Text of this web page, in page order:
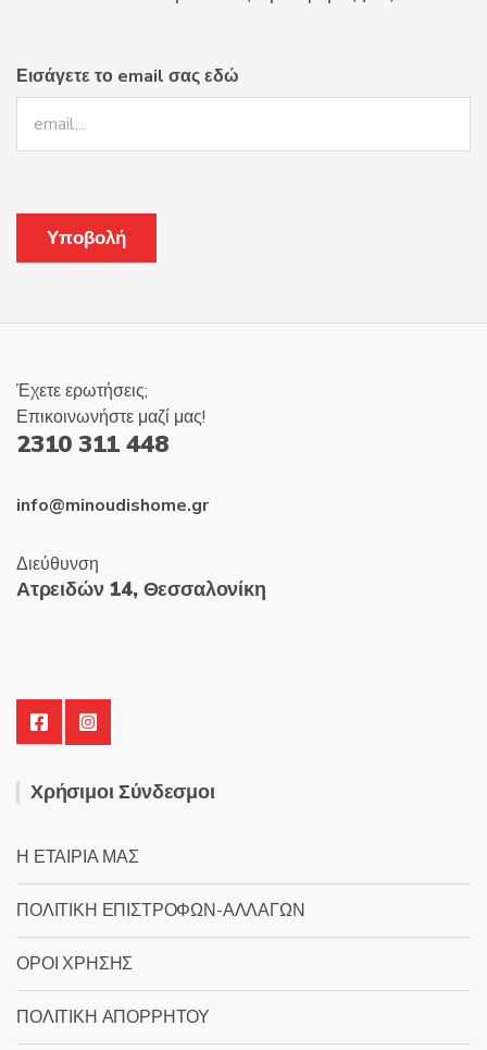
προϊόντος
Εισάγετε το email σας εδώ
Έχετε ερωτήσεις;
Επικοινωνήστε μαζί μας!
2310 311 448
info@minoudishome.gr
Διεύθυνση
Ατρειδών 14, Θεσσαλονίκη
Χρήσιμοι Σύνδεσμοι
Η ΕΤΑΙΡΙΑ ΜΑΣ
ΠΟΛΙΤΙΚΗ ΕΠΙΣΤΡΟΦΩΝ-ΑΛΛΑΓΩΝ
ΟΡΟΙ ΧΡΗΣΗΣ
ΠΟΛΙΤΙΚΗ ΑΠΟΡΡΗΤΟΥ